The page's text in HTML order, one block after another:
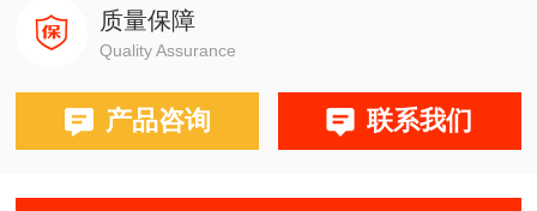
质量保障
Quality Assurance
产品咨询 联系我们